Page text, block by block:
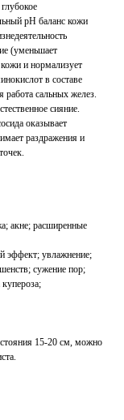
pH баланс кожи
(уменьшает
и нормализует
в составе
работа сальных желез.
сияние.
оказывает
раздражения и
акне; расширенные
эффект; увлажнение;
сужение пор;
15-20 см, можно